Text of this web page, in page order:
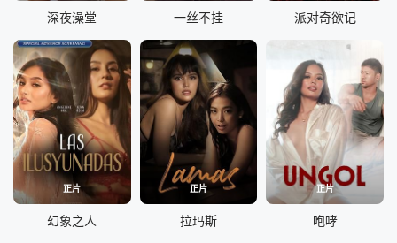
深夜澡堂 一丝不挂 派对奇欲记
正片
幻象之人
正片
拉玛斯
正片
咆哮